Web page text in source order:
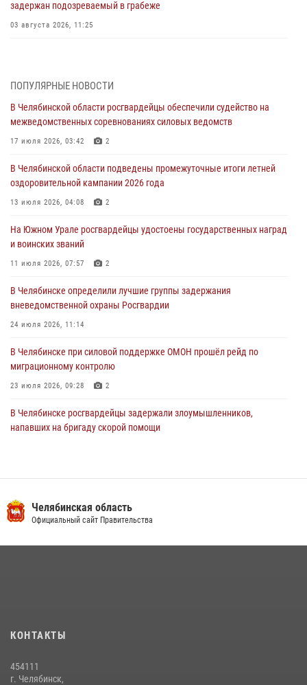
задержан подозреваемый в грабеже
03 августа 2026, 11:25
03 августа 2026, 09:22 1
Авиация Росгвардии совершила более 250 санитарных вылетов в
Донецкой Народной Республике
31 июля 2026, 11:33
Росгвардия обеспечивает безопасность граждан на южном
направлении
31 июля 2026, 11:32
В Уральском округе Росгвардии состоялось заседание
оперативного штаба
30 июля 2026, 10:53
ПОПУЛЯРНЫЕ НОВОСТИ
В Челябинской области росгвардейцы обеспечили судейство на
межведомственных соревнованиях силовых ведомств
17 июля 2026, 03:42 2
В Челябинской области подведены промежуточные итоги летней
оздоровительной кампании 2026 года
13 июля 2026, 04:08 2
На Южном Урале росгвардейцы удостоены государственных наград
и воинских званий
11 июля 2026, 07:57 2
В Челябинске определили лучшие группы задержания
вневедомственной охраны Росгвардии
24 июля 2026, 11:14
В Челябинске при силовой поддержке ОМОН прошёл рейд по
миграционному контролю
23 июля 2026, 09:28 2
В Челябинске росгвардейцы задержали злоумышленников,
напавших на бригаду скорой помощи
13 июля 2026, 03:02 5
08 июля 2026, 12:05
Челябинская область
Официальный сайт Правительства
КОНТАКТЫ
454111
г. Челябинск,